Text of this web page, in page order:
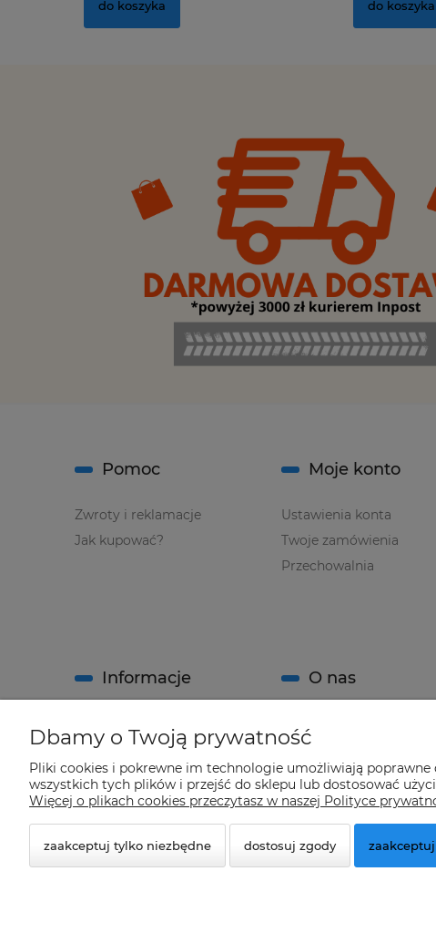
do koszyka do koszyka
Pomoc
Zwroty i reklamacje
Jak kupować?
Moje konto
Ustawienia konta
Twoje zamówienia
Przechowalnia
Informacje
Polityka prywatności
System Rabatowy sklepu
"Climatools"
O nas
O firmie
Dbamy o Twoją prywatność
Pliki cookies i pokrewne im technologie umożliwiają poprawne
wszystkich tych plików i przejść do sklepu lub dostosować
Więcej o plikach cookies przeczytasz w naszej Polityce
zaakceptuj tylko niezbędne dostosuj zgody